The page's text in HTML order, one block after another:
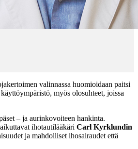
valinnassa huomioidaan paitsi
myös olosuhteet, joissa
– ja aurinkovoiteen hankinta.
ihotautilääkäri Carl Kyrklundin
ja mahdolliset ihosairaudet että